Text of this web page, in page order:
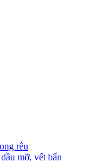
rêu
mỡ, vết bẩn